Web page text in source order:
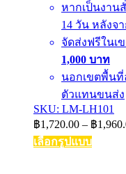
หากเป็นงาน
14 วัน หลังจ
จัดส่งฟรีในเ
1,000 บาท
นอกเขตพื้นที่
ตัวแทนขนส่ง
SKU: LM-LH101
฿1,720.00 – ฿
เลือกรูปแบบ